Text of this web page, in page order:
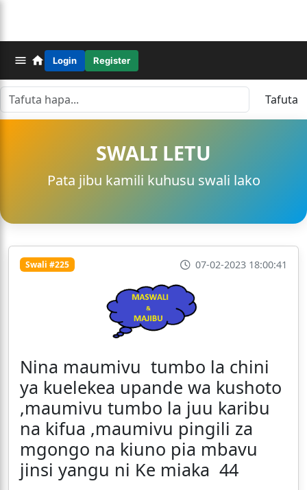
Login Register
Tafuta
SWALI LETU
Pata jibu kamili kuhusu swali lako
Swali #225 07-02-2023 18:00:41
Nina maumivu tumbo la chini
ya kuelekea upande wa kushoto
,maumivu tumbo la juu karibu
na kifua ,maumivu pingili za
mgongo na kiuno pia mbavu
jinsi yangu ni Ke miaka 44